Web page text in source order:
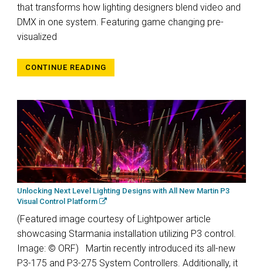
that transforms how lighting designers blend video and
DMX in one system. Featuring game changing pre-
visualized
CONTINUE READING
Unlocking Next Level Lighting Designs with All New Martin P3
Visual Control Platform
(Featured image courtesy of Lightpower article
showcasing Starmania installation utilizing P3 control.
Image: © ORF) Martin recently introduced its all-new
P3-175 and P3-275 System Controllers. Additionally, it